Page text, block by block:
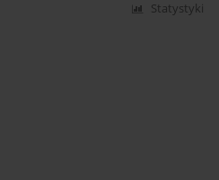
Statystyki